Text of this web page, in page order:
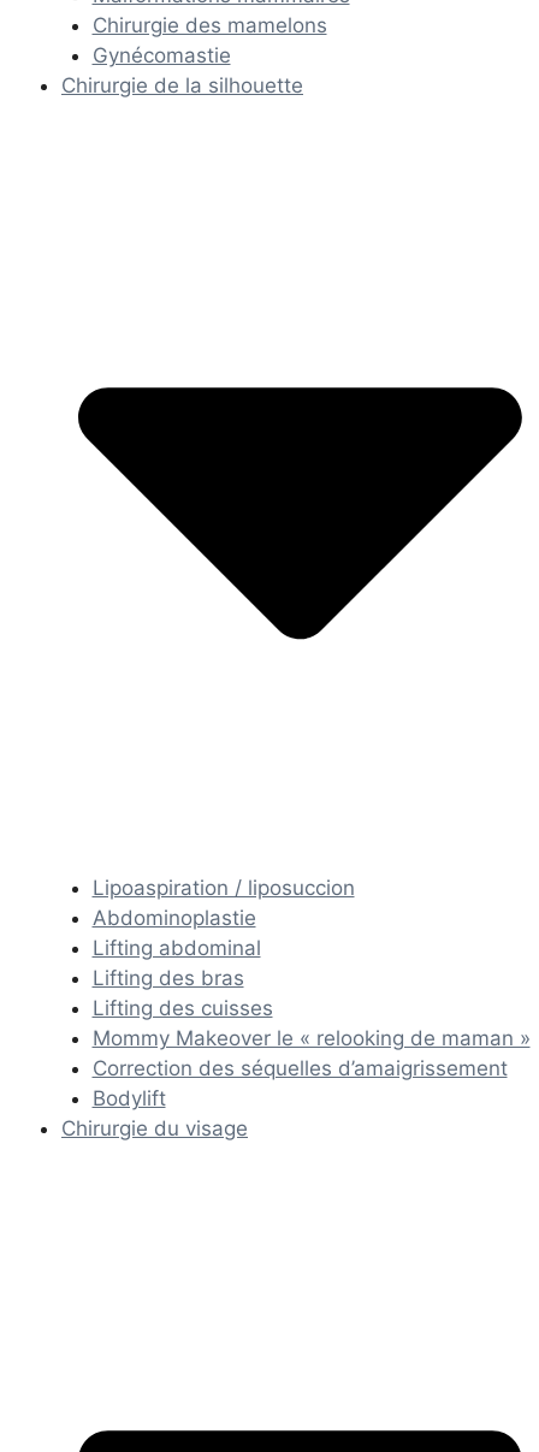
Chirurgie des mamelons
Gynécomastie
Chirurgie de la silhouette
Lipoaspiration / liposuccion
Abdominoplastie
Lifting abdominal
Lifting des bras
Lifting des cuisses
Mommy Makeover le « relooking de maman »
Correction des séquelles d’amaigrissement
Bodylift
Chirurgie du visage